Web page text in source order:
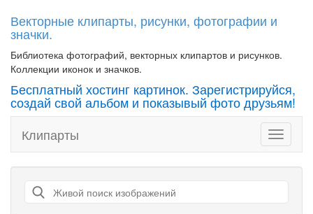
Векторные клипарты, рисунки, фотографии и
значки.
Библиотека фотографий, векторных клипартов и рисунков.
Коллекции иконок и значков.
Бесплатный хостинг картинок. Зарегистрируйся,
создай свой альбом и показывый фото друзьям!
Toggle
Клипарты